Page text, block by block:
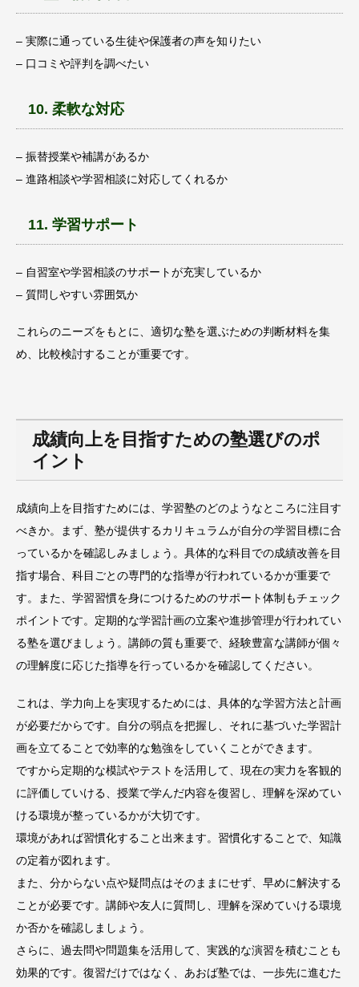
– 実際に通っている生徒や保護者の声を知りたい
– 口コミや評判を調べたい
10. 柔軟な対応
– 振替授業や補講があるか
– 進路相談や学習相談に対応してくれるか
11. 学習サポート
– 自習室や学習相談のサポートが充実しているか
– 質問しやすい雰囲気か
これらのニーズをもとに、適切な塾を選ぶための判断材料を集
め、比較検討することが重要です。
成績向上を目指すための塾選びのポ
イント
成績向上を目指すためには、学習塾のどのようなところに注目す
べきか。まず、塾が提供するカリキュラムが自分の学習目標に合
っているかを確認しみましょう。具体的な科目での成績改善を目
指す場合、科目ごとの専門的な指導が行われているかが重要で
す。また、学習習慣を身につけるためのサポート体制もチェック
ポイントです。定期的な学習計画の立案や進捗管理が行われてい
る塾を選びましょう。講師の質も重要で、経験豊富な講師が個々
の理解度に応じた指導を行っているかを確認してください。
これは、学力向上を実現するためには、具体的な学習方法と計画
が必要だからです。自分の弱点を把握し、それに基づいた学習計
画を立てることで効率的な勉強をしていくことができます。
ですから定期的な模試やテストを活用して、現在の実力を客観的
に評価していける、授業で学んだ内容を復習し、理解を深めてい
ける環境が整っているかが大切です。
環境があれば習慣化すること出来ます。習慣化することで、知識
の定着が図れます。
また、分からない点や疑問点はそのままにせず、早めに解決する
ことが必要です。講師や友人に質問し、理解を深めていける環境
か否かを確認しましょう。
さらに、過去問や問題集を活用して、実践的な演習を積むことも
効果的です。復習だけではなく、あおば塾では、一歩先に進むた